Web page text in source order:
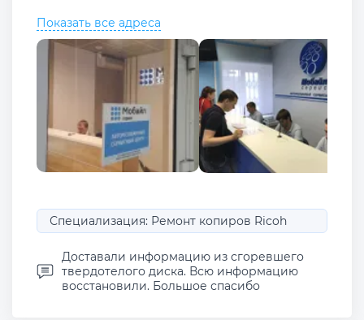
Показать все адреса
Специализация: Ремонт копиров Ricoh
Доставали информацию из сгоревшего
твердотелого диска. Всю информацию
восстановили. Большое спасибо